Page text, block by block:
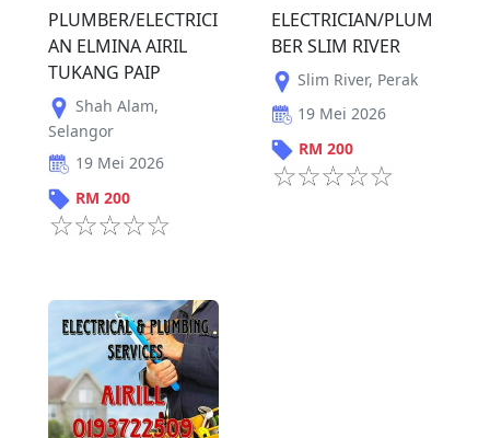
PLUMBER/ELECTRICI
AN ELMINA AIRIL
TUKANG PAIP
Shah Alam,
Selangor
19 Mei 2026
RM 200
ELECTRICIAN/PLUM
BER SLIM RIVER
Slim River, Perak
19 Mei 2026
RM 200